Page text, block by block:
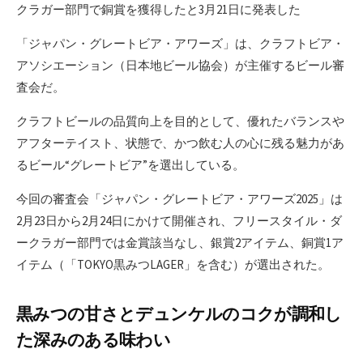
クラガー部門で銅賞を獲得したと3月21日に発表した
「ジャパン・グレートビア・アワーズ」は、クラフトビア・
アソシエーション（日本地ビール協会）が主催するビール審
査会だ。
クラフトビールの品質向上を目的として、優れたバランスや
アフターテイスト、状態で、かつ飲む人の心に残る魅力があ
るビール“グレートビア”を選出している。
今回の審査会「ジャパン・グレートビア・アワーズ2025」は
2月23日から2月24日にかけて開催され、フリースタイル・ダ
ークラガー部門では金賞該当なし、銀賞2アイテム、銅賞1ア
イテム（「TOKYO黒みつLAGER」を含む）が選出された。
黒みつの甘さとデュンケルのコクが調和し
た深みのある味わい